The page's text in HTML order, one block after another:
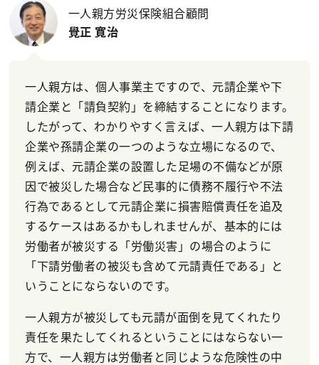
一人親方労災保険組合顧問
覺正 寛治
一人親方は、個人事業主ですので、元請企業や下
請企業と「請負契約」を締結することになります。
したがって、わかりやすく言えば、一人親方は下請
企業や孫請企業の一つのような立場になるので、
例えば、元請企業の設置した足場の不備などが原
因で被災した場合など民事的に債務不履行や不法
行為であるとして元請企業に損害賠償責任を追及
するケースはあるかもしれませんが、基本的には
労働者が被災する「労働災害」の場合のように
「下請労働者の被災も含めて元請責任である」と
いうことにならないのです。
一人親方が被災しても元請が面倒を見てくれたり
責任を果たしてくれるということにはならない一
方で、一人親方は労働者と同じような危険性の中